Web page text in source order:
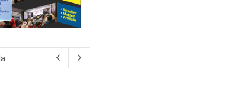
Investor Masih Selektif